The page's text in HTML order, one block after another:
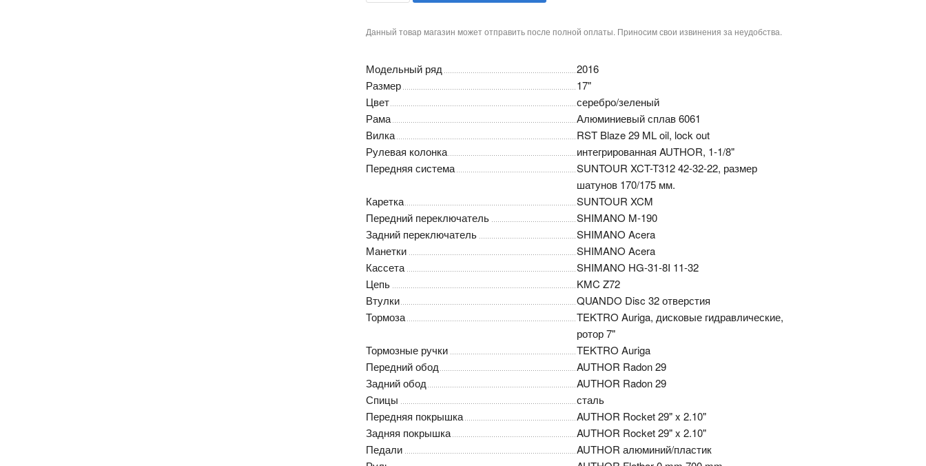
Данный товар магазин может отправить после полной оплаты. Приносим свои извинения за неудобства.
Модельный ряд
2016
Размер
17"
Цвет
серебро/зеленый
Рама
Алюминиевый сплав 6061
Вилка
RST Blaze 29 ML oil, lock out
Рулевая колонка
интегрированная AUTHOR, 1-1/8"
Передняя система
SUNTOUR XCT-T312 42-32-22, размер
шатунов 170/175 мм.
Каретка
SUNTOUR XCM
Передний переключатель
SHIMANO M-190
Задний переключатель
SHIMANO Acera
Манетки
SHIMANO Acera
Кассета
SHIMANO HG-31-8I 11-32
Цепь
KMC Z72
Втулки
QUANDO Disc 32 отверстия
Тормоза
TEKTRO Auriga, дисковые гидравлические,
ротор 7"
Тормозные ручки
TEKTRO Auriga
Передний обод
AUTHOR Radon 29
Задний обод
AUTHOR Radon 29
Спицы
сталь
Передняя покрышка
AUTHOR Rocket 29" x 2.10"
Задняя покрышка
AUTHOR Rocket 29" x 2.10"
Педали
AUTHOR алюминий/пластик